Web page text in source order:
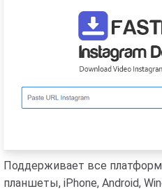
Поддерживает все
планшеты, iPhone, Android,